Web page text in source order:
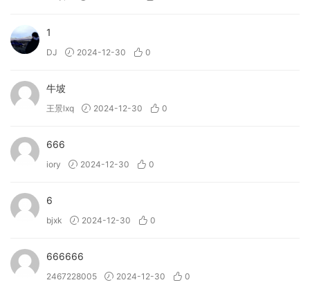
1
DJ 2024-12-30 0
牛坡
王景lxq 2024-12-30 0
666
iory 2024-12-30 0
6
bjxk 2024-12-30 0
666666
2467228005 2024-12-30 0